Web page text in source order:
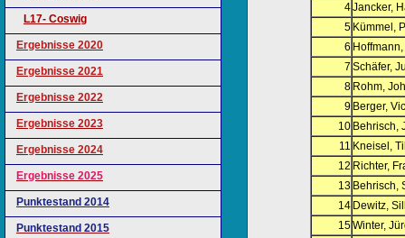
L17- Coswig
Ergebnisse 2020
Ergebnisse 2021
Ergebnisse 2022
Ergebnisse 2023
Ergebnisse 2024
Ergebnisse 2025
Punktestand 2014
Punktestand 2015
4Jancker,
5 Kümmel,
6
7 Schäfer,
8 Rohm,
9 Berger,
10 Behrisch,
11 Kneisel,
12 Richter,
13 Behrisch,
14 Dewitz,
15Winter,